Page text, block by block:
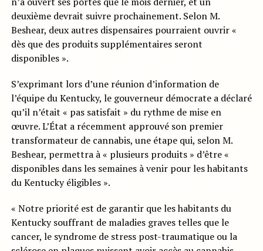
deuxième devrait suivre prochainement. Selon M.
Beshear, deux autres dispensaires pourraient ouvrir «
dès que des produits supplémentaires seront
disponibles ».
S’exprimant lors d’une réunion d’information de
l’équipe du Kentucky, le gouverneur démocrate a déclaré
qu’il n’était « pas satisfait » du rythme de mise en
œuvre. L’État a récemment approuvé son premier
transformateur de cannabis, une étape qui, selon M.
Beshear, permettra à « plusieurs produits » d’être «
disponibles dans les semaines à venir pour les habitants
du Kentucky éligibles ».
« Notre priorité est de garantir que les habitants du
Kentucky souffrant de maladies graves telles que le
cancer, le syndrome de stress post-traumatique ou la